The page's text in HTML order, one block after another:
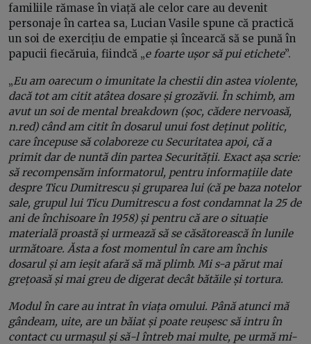
familiile rămase în viață ale celor care au devenit
personaje în cartea sa, Lucian Vasile spune că practică
un soi de exercițiu de empatie și încearcă să se pună în
papucii fiecăruia, fiindcă „e foarte ușor să pui etichete”.
„Eu am oarecum o imunitate la chestii din astea violente,
dacă tot am citit atâtea dosare și grozăvii. În schimb, am
avut un soi de mental breakdown (șoc, cădere nervoasă,
n.red) când am citit în dosarul unui fost deținut politic,
care începuse să colaboreze cu Securitatea apoi, că a
primit dar de nuntă din partea Securității. Exact așa scrie:
să recompensăm informatorul, pentru informațiile date
despre Ticu Dumitrescu și gruparea lui (că pe baza notelor
sale, grupul lui Ticu Dumitrescu a fost condamnat la 25 de
ani de închisoare în 1958) și pentru că are o situație
materială proastă și urmează să se căsătorească în lunile
următoare. Ăsta a fost momentul în care am închis
dosarul și am ieșit afară să mă plimb. Mi s-a părut mai
grețoasă și mai greu de digerat decât bătăile și tortura.
Modul în care au intrat în viața omului. Până atunci mă
gândeam, uite, are un băiat și poate reușesc să intru în
contact cu urmașul și să-l întreb mai multe, pe urmă mi-